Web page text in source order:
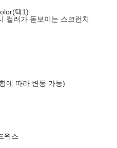
택1)
컬러가 돋보이는 스크런치
에 따라 변동 가능)
웍스